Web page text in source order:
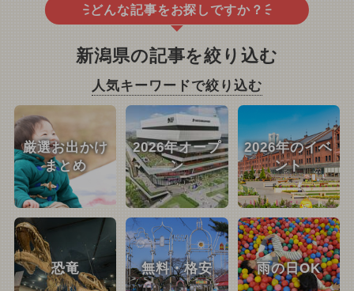
どんな記事をお探しですか？
新潟県の記事を絞り込む
人気キーワードで絞り込む
厳選お出かけ
まとめ
2026年オープ
ン
2026年のイベ
ント
恐竜 無料・格安 雨の日OK